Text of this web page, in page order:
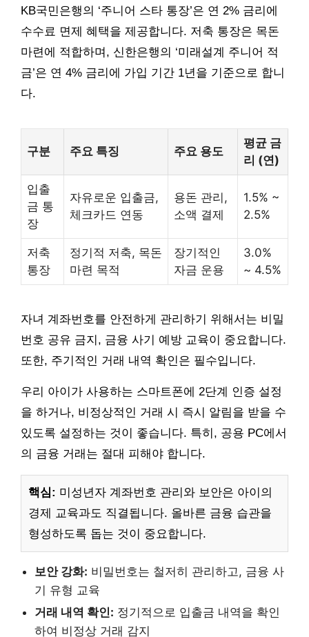
KB국민은행의 ‘주니어 스타 통장’은 연 2% 금리에
수수료 면제 혜택을 제공합니다. 저축 통장은 목돈
마련에 적합하며, 신한은행의 ‘미래설계 주니어 적
금’은 연 4% 금리에 가입 기간 1년을 기준으로 합니
다.
구분 주요 특징 주요 용도
평균 금
리 (연)
입출
금 통
장
자유로운 입출금,
체크카드 연동
용돈 관리,
소액 결제
1.5% ~
2.5%
저축
통장
정기적 저축, 목돈
마련 목적
장기적인
자금 운용
3.0%
~ 4.5%
자녀 계좌번호를 안전하게 관리하기 위해서는 비밀
번호 공유 금지, 금융 사기 예방 교육이 중요합니다.
또한, 주기적인 거래 내역 확인은 필수입니다.
우리 아이가 사용하는 스마트폰에 2단계 인증 설정
을 하거나, 비정상적인 거래 시 즉시 알림을 받을 수
있도록 설정하는 것이 좋습니다. 특히, 공용 PC에서
의 금융 거래는 절대 피해야 합니다.
핵심: 미성년자 계좌번호 관리와 보안은 아이의
경제 교육과도 직결됩니다. 올바른 금융 습관을
형성하도록 돕는 것이 중요합니다.
보안 강화: 비밀번호는 철저히 관리하고, 금융 사
기 유형 교육
거래 내역 확인: 정기적으로 입출금 내역을 확인
하여 비정상 거래 감지